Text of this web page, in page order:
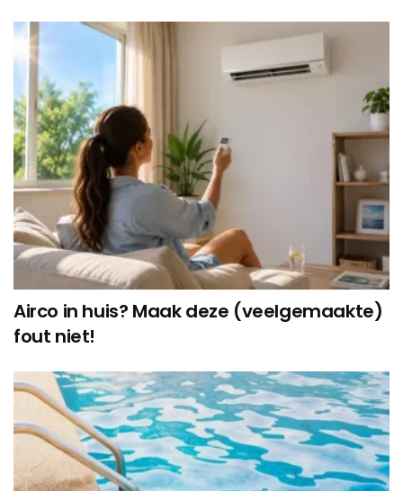
Airco in huis? Maak deze (veelgemaakte)
fout niet!